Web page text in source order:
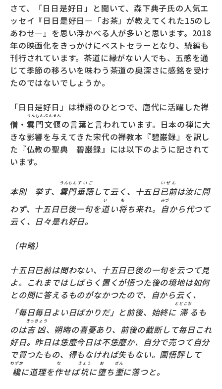
さて、「日日是好日」と聞いて、森下典子氏の人気エ
ッセイ『日日是好日―「お茶」が教えてくれた15のし
あわせ―』を思い浮かべる人が多いと思います。2018
年の映画化をきっかけにベストセラーとなり、続編も
刊行されています。茶道に縁がない人でも、五感を通
じて季節の移ろいを味わう茶道の奥深さに感銘を受け
たのではないでしょうか。
「日日是好日」は禅語のひとつで、唐代に活躍した禅
僧・ 雲
うん
門
もん
文
ぶん
偃
えん
の言葉と言われています。日本の禅に大
きな影響を与えてきた宋代の禅教本『碧巌録』を訳し
た『仏教の聖典 碧巌録』には以下のように記されて
います。
本則 挙す、 雲門
うんもん
垂語
すいご
して云く、十五日已前
いぜん
は汝に問
わず、十五日已後一句を道
い
い将
も
ち来れ。 自
みづ
から代つて
云く、日々是れ好日。
（中略）
十五日已前は問わない、十五日已後の一句を云つて見
よ。これまではしばらく置くが悟つた後の境地は如何
との問に答えるものがなかつたので、自から云く、
「毎日毎日よい日ばかりだ」と前後、始終に 滞
とどこお
るも
のは吉凶
きっきょう
、朔晦の喜憂あり、前後の截断して毎日これ
好日。昨日は恁麼今日は不恁麼か、自分で売つて自分
で買つたもの、得もなければ失もない。圜悟評して
纔
わずか
に道理を作
な
せば坑
きょう
に堕
お
ち壍
ぜん
に落つと。